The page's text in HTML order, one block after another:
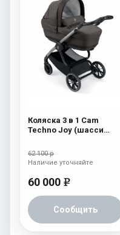
Коляска 3 в 1 Cam
Techno Joy (шасси
62 100 р
60 000 e
Сообщить
Наличие уточняйте